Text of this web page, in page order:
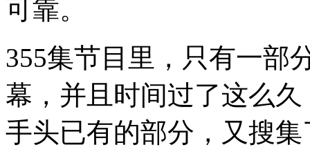
可靠。
355集节目里，只有一部
幕，并且时间过了这么
手头已有的部分，又搜